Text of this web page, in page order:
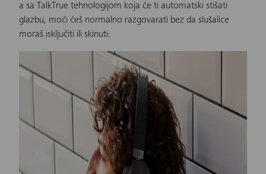
a sa TalkTrue tehnologijom koja će ti automatski stišati
glazbu, moći ćeš normalno razgovarati bez da slušalice
moraš isključiti ili skinuti.